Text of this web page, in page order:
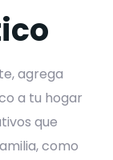
agrega
a tu hogar
que
como